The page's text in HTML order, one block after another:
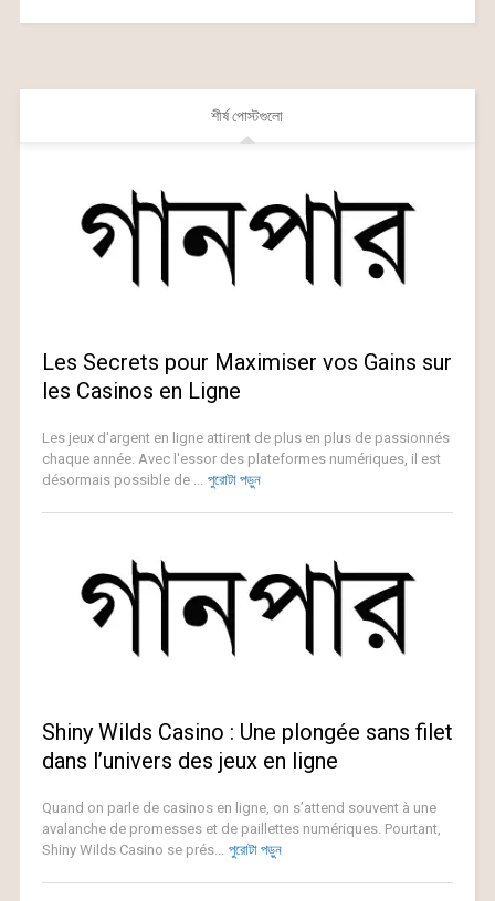
শীর্ষ পোস্টগুলো
Les Secrets pour Maximiser vos Gains sur
les Casinos en Ligne
Les jeux d'argent en ligne attirent de plus en plus de passionnés
chaque année. Avec l'essor des plateformes numériques, il est
désormais possible de ... পুরোটা পড়ুন
Shiny Wilds Casino : Une plongée sans filet
dans l’univers des jeux en ligne
Quand on parle de casinos en ligne, on s’attend souvent à une
avalanche de promesses et de paillettes numériques. Pourtant,
Shiny Wilds Casino se prés... পুরোটা পড়ুন